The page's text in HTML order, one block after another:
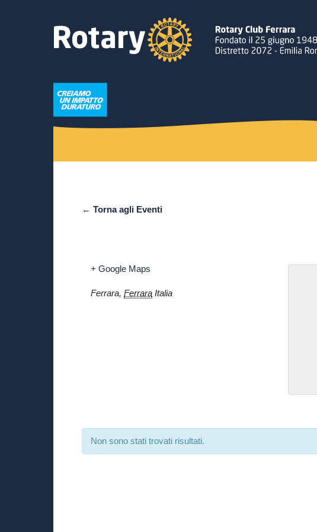
← Torna agli Eventi
+ Google Maps
Ferrara, Ferrara Italia
Non sono stati trovati risultati.